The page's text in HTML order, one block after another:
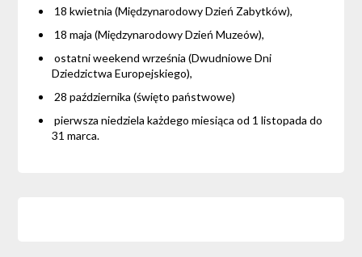
18 kwietnia (Międzynarodowy Dzień Zabytków),
18 maja (Międzynarodowy Dzień Muzeów),
ostatni weekend września (Dwudniowe Dni
Dziedzictwa Europejskiego),
28 października (święto państwowe)
pierwsza niedziela każdego miesiąca od 1 listopada do
31 marca.